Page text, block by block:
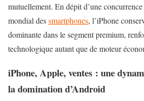
mutuellement. En dépit d’une
mondial dessmartphones, l’iPhone
dominante dans le segment premium,
technologique autant que de moteur
iPhone, Apple, ventes : une
la domination d’Android